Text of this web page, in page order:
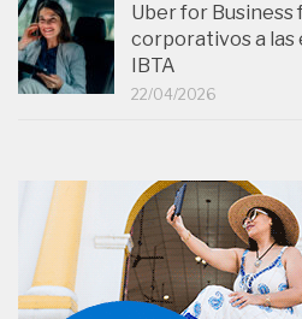
Uber for
corporativos a las
IBTA
22/04/2026